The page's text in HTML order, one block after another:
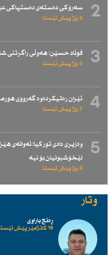
2 سەرۆكی دەستەی دەستپاكی
3 رۆژ پێش ئێستا
3 فوئاد حسێن: هەوڵی راگرتنی
3 رۆژ پێش ئێستا
4 ئێران رەتیكردەوە گەرووی
7 رۆژ پێش ئێستا
5
وەزیری دادی توركیا: ئەوانەی
لێخۆشبونیان بۆ نیە
3 رۆژ پێش ئێستا
وتار
ڕەنج باراوی
19 کاتژمێر پێش ئێستا